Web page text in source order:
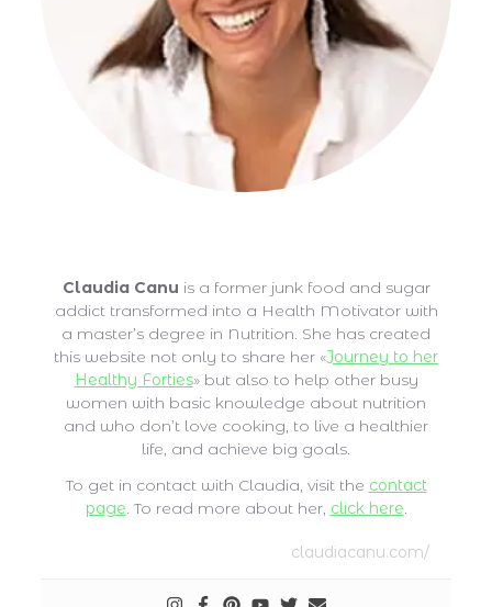
Claudia Canu is a former junk food and sugar
addict transformed into a Health Motivator with
a master’s degree in Nutrition. She has created
this website not only to share her «Journey to her
Healthy Forties» but also to help other busy
women with basic knowledge about nutrition
and who don’t love cooking, to live a healthier
life, and achieve big goals.
To get in contact with Claudia, visit the contact
page. To read more about her, click here.
claudiacanu.com/